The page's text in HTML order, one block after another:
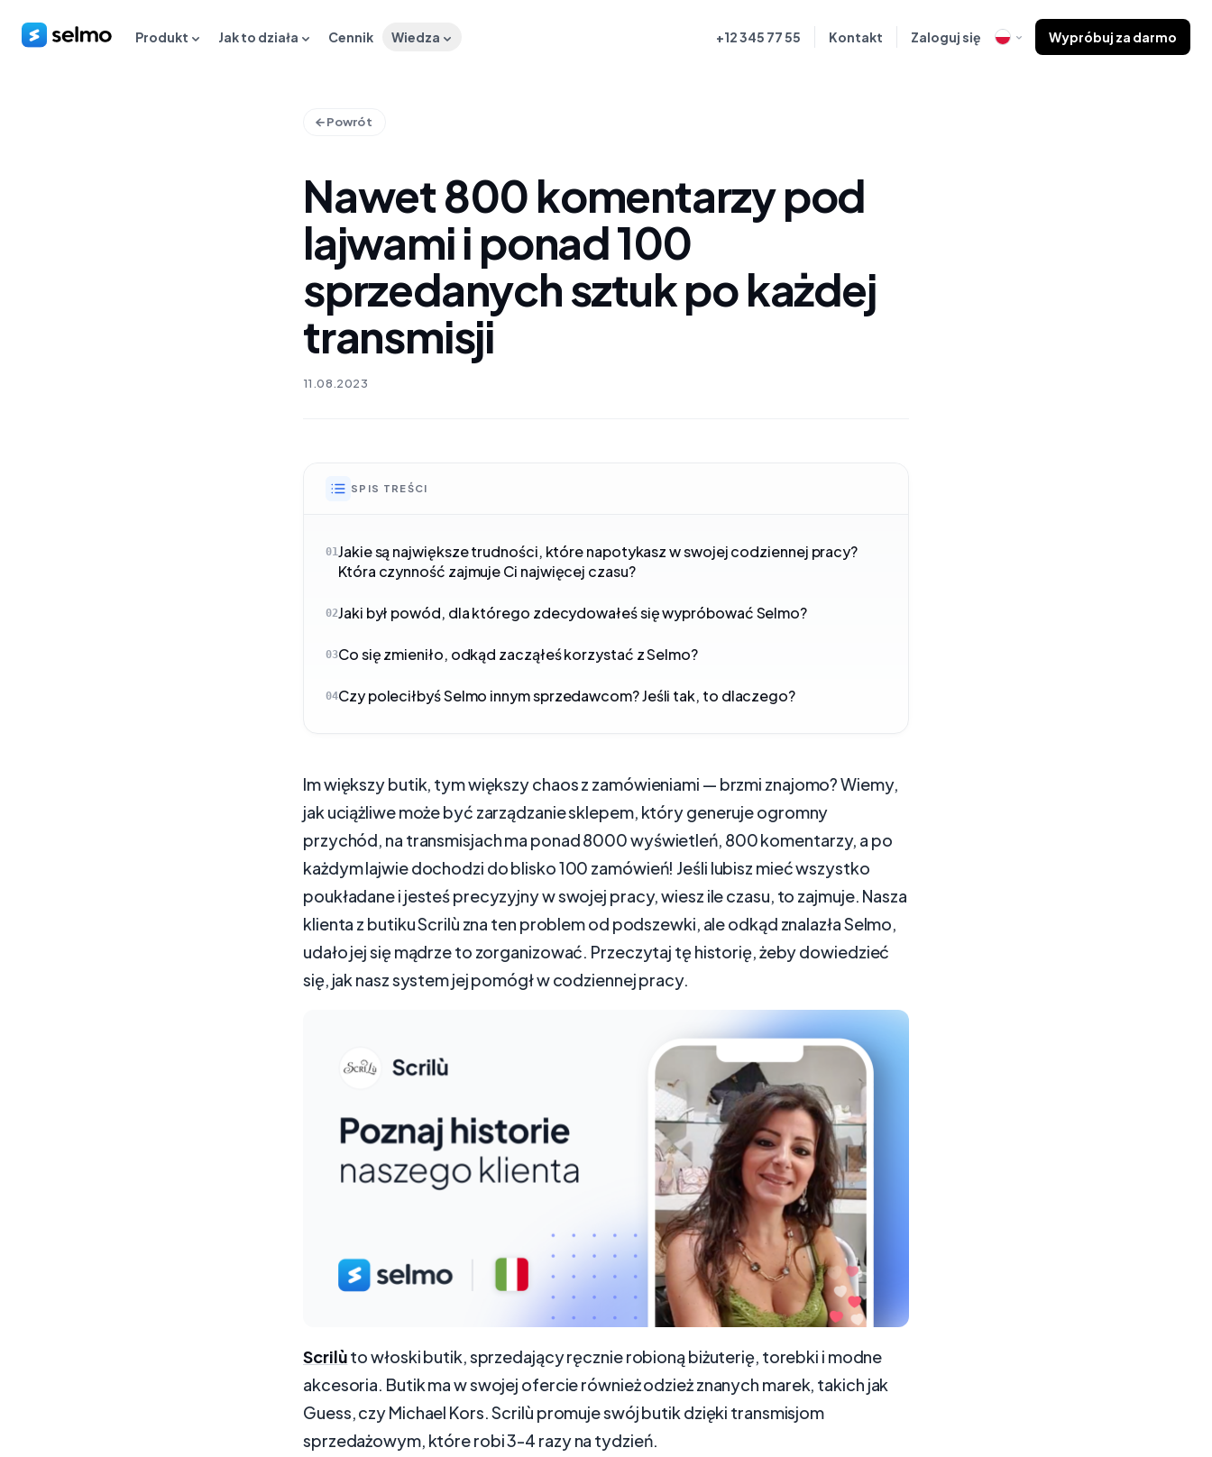
Produkt Jak to działa Cennik Wiedza +12 345 77 55 Kontakt Zaloguj się Wypróbuj za darmo
Powrót
Nawet 800 komentarzy pod
lajwami i ponad 100
sprzedanych sztuk po każdej
transmisji
11.08.2023
SPIS TREŚCI
01Jakie są największe trudności, które napotykasz w swojej codziennej pracy?
Która czynność zajmuje Ci najwięcej czasu?
02Jaki był powód, dla którego zdecydowałeś się wypróbować Selmo?
03Co się zmieniło, odkąd zacząłeś korzystać z Selmo?
04Czy poleciłbyś Selmo innym sprzedawcom? Jeśli tak, to dlaczego?
Im większy butik, tym większy chaos z zamówieniami — brzmi znajomo? Wiemy,
jak uciążliwe może być zarządzanie sklepem, który generuje ogromny
przychód, na transmisjach ma ponad 8000 wyświetleń, 800 komentarzy, a po
każdym lajwie dochodzi do blisko 100 zamówień! Jeśli lubisz mieć wszystko
poukładane i jesteś precyzyjny w swojej pracy, wiesz ile czasu, to zajmuje. Nasza
klienta z butiku Scrilù zna ten problem od podszewki, ale odkąd znalazła Selmo,
udało jej się mądrze to zorganizować. Przeczytaj tę historię, żeby dowiedzieć
się, jak nasz system jej pomógł w codziennej pracy.
Scrilùto włoski butik, sprzedający ręcznie robioną biżuterię, torebki i modne
akcesoria. Butik ma w swojej ofercie również odzież znanych marek, takich jak
Guess, czy Michael Kors. Scrilù promuje swój butik dzięki transmisjom
sprzedażowym, które robi 3-4 razy na tydzień.